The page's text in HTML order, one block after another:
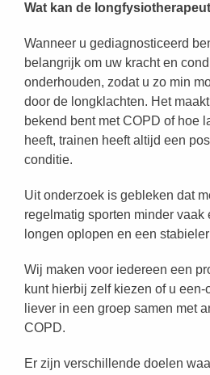
Wat kan de
Wanneer u gediagnosticeerd
belangrijk om uw kracht en
onderhouden, zodat u zo min
door de longklachten. Het
bekend bent met COPD of hoe
heeft, trainen heeft altijd een
conditie.
Uit onderzoek is gebleken dat
regelmatig sporten minder vaak
longen oplopen en een
Wij maken voor iedereen een
kunt hierbij zelf kiezen of u een-
liever in een groep samen met
COPD.
Er zijn verschillende doelen